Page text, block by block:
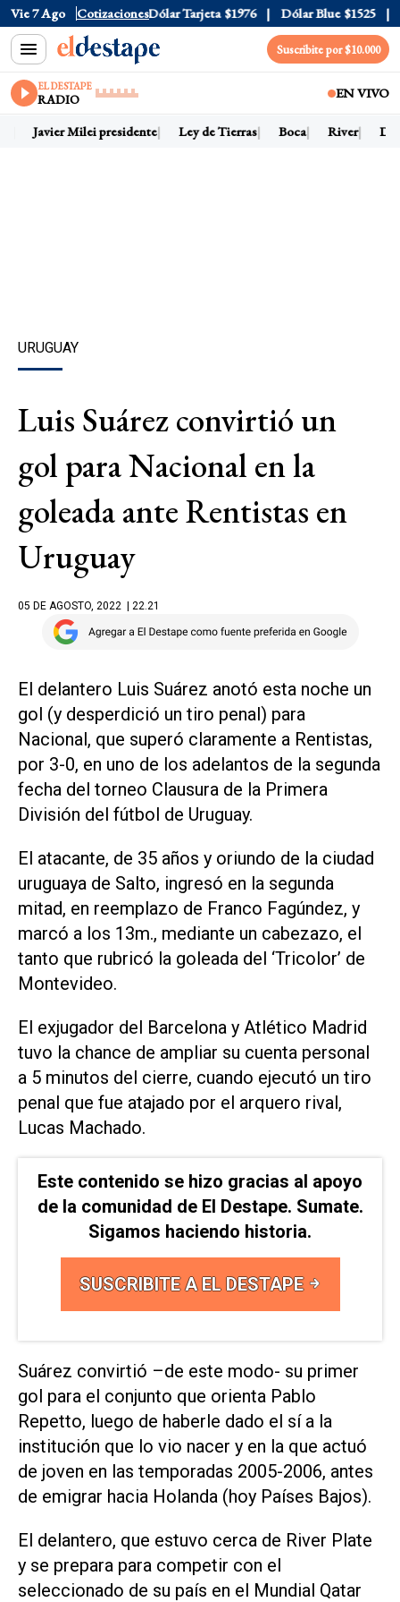
Vie 7 Ago Cotizaciones
Dólar Oficial $1520 Dólar Tarjeta $1976 Dólar Blue $1525
Suscribite por $10.000
EL DESTAPE
RADIO EN VIVO
Javier Milei presidente Ley de Tierras Boca River
URUGUAY
Luis Suárez convirtió un
gol para Nacional en la
goleada ante Rentistas en
Uruguay
05 DE AGOSTO, 2022 | 22.21
El delantero Luis Suárez anotó esta noche un
gol (y desperdició un tiro penal) para
Nacional, que superó claramente a Rentistas,
por 3-0, en uno de los adelantos de la segunda
fecha del torneo Clausura de la Primera
División del fútbol de Uruguay.
El atacante, de 35 años y oriundo de la ciudad
uruguaya de Salto, ingresó en la segunda
mitad, en reemplazo de Franco Fagúndez, y
marcó a los 13m., mediante un cabezazo, el
tanto que rubricó la goleada del ‘Tricolor’ de
Montevideo.
El exjugador del Barcelona y Atlético Madrid
tuvo la chance de ampliar su cuenta personal
a 5 minutos del cierre, cuando ejecutó un tiro
penal que fue atajado por el arquero rival,
Lucas Machado.
Este contenido se hizo gracias al apoyo
de la comunidad de El Destape. Sumate.
Sigamos haciendo historia.
SUSCRIBITE A EL DESTAPE
Suárez convirtió –de este modo- su primer
gol para el conjunto que orienta Pablo
Repetto, luego de haberle dado el sí a la
institución que lo vio nacer y en la que actuó
de joven en las temporadas 2005-2006, antes
de emigrar hacia Holanda (hoy Países Bajos).
El delantero, que estuvo cerca de River Plate
y se prepara para competir con el
seleccionado de su país en el Mundial Qatar